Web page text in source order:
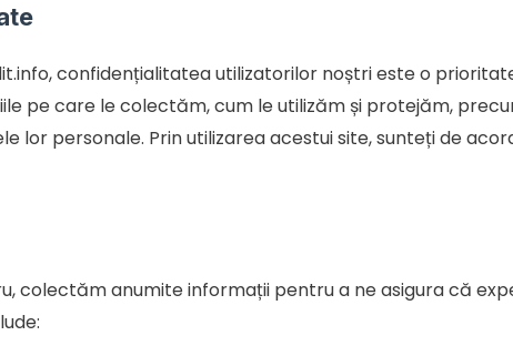
confidențialitatea utilizatorilor noștri este o
pe care le colectăm, cum le utilizăm și protejăm,
lor personale. Prin utilizarea acestui site, sunteți de
colectăm anumite informații pentru a ne asigura că